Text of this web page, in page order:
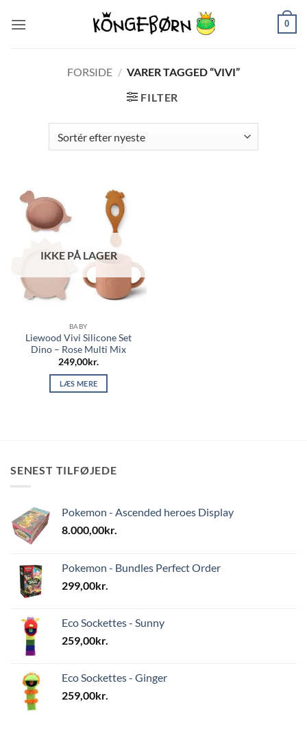
0
FORSIDE / VARER TAGGED “VIVI”
FILTER
IKKE PÅ LAGER
BABY
Liewood Vivi Silicone Set
Dino – Rose Multi Mix
249,00kr.
LÆS MERE
SENEST TILFØJEDE
Pokemon - Ascended heroes Display
8.000,00kr.
Pokemon - Bundles Perfect Order
299,00kr.
Eco Sockettes - Sunny
259,00kr.
Eco Sockettes - Ginger
259,00kr.